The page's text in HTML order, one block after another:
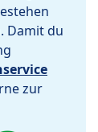
Damit du
zur